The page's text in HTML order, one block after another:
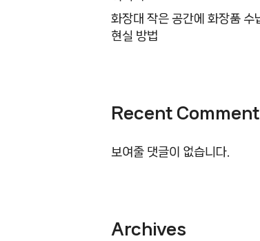
화장대 작은 공간에 화장품 수
현실 방법
Recent
보여줄 댓글이 없습니다.
Archives